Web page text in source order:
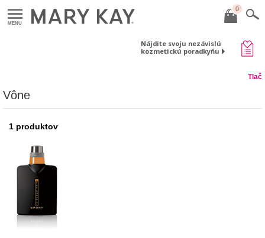
MENU
0
Nájdite svoju nezávislú
kozmetickú poradkyňu
Tlač
Vône
1 produktov